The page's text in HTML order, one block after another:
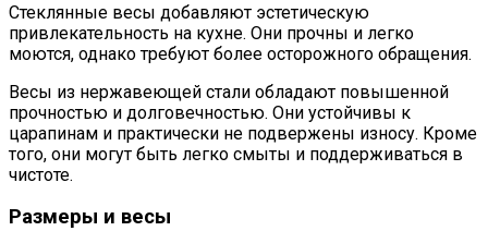
Стеклянные весы добавляют эстетическую
привлекательность на кухне. Они прочны и легко
моются, однако требуют более осторожного обращения.
Весы из нержавеющей стали обладают повышенной
прочностью и долговечностью. Они устойчивы к
царапинам и практически не подвержены износу. Кроме
того, они могут быть легко смыты и поддерживаться в
чистоте.
Размеры и весы